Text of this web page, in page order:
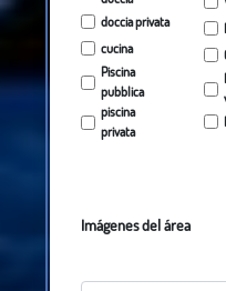
doccia privata
cucina
Piscina
pubblica
piscina
privata
Imágenes del área